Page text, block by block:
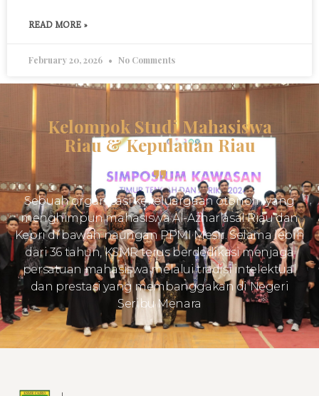
READ MORE »
February 20, 2026 No Comments
Kelompok Studi Mahasiswa
Riau & Kepulauan Riau
Sebuah organisasi kekeluargaan otonom yang
menghimpun mahasiswa Al-Azhar asal Riau dan
Kepri di bawah naungan PPMI Mesir. Selama lebih
dari 36 tahun, KSMR terus berdedikasi menjaga
persatuan mahasiswa melalui tradisi intelektual
dan prestasi yang membanggakan di Negeri
Seribu Menara